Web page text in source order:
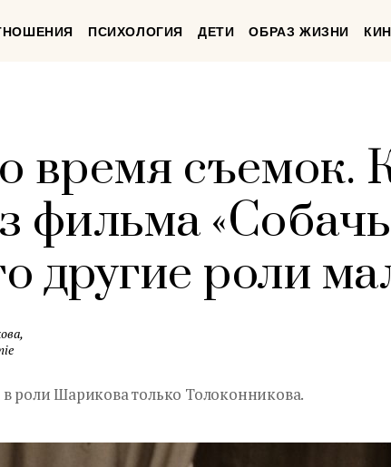
ПСИХОЛОГИЯ ДЕТИ ОБРАЗ ЖИЗНИ
время съемок.
другие роли
роли Шарикова только Толоконникова.